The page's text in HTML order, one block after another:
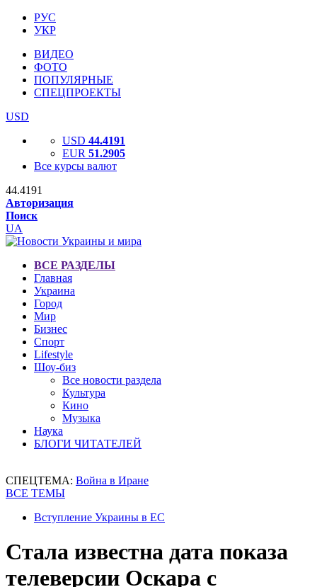
РУС
УКР
ВИДЕО
ФОТО
ПОПУЛЯРНЫЕ
СПЕЦПРОЕКТЫ
USD
USD 44.4191
EUR 51.2905
Все курсы валют
44.4191
Авторизация
Поиск
UA
ВСЕ РАЗДЕЛЫ
Главная
Украина
Город
Мир
Бизнес
Спорт
Lifestyle
Шоу-биз
Все новости раздела
Культура
Кино
Музыка
Наука
БЛОГИ ЧИТАТЕЛЕЙ
СПЕЦТЕМА: Война в Иране
ВСЕ ТЕМЫ
Вступление Украины в ЕС
Стала известна дата показа
телеверсии Оскара с